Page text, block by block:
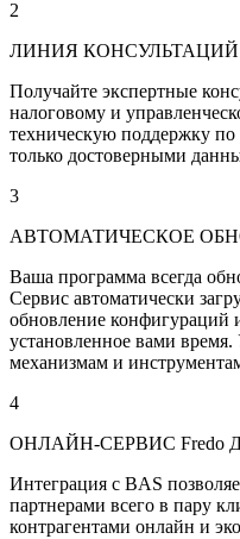
2
ЛИНИЯ КОНСУЛЬТАЦИЙ
Получайте экспертные
налоговому и
техническую поддержку по
только достоверными
3
АВТОМАТИЧЕСКОЕ
Ваша программа всегда
Сервис автоматически
обновление конфигураций
установленное вами
механизмам и
4
ОНЛАЙН-СЕРВИС Fredo
Интеграция с BAS
партнерами всего в пару
контрагентами онлайн и